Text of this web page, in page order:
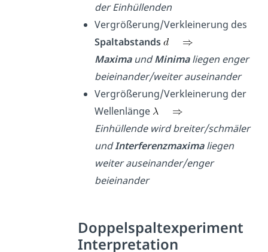
der Einhüllenden
Vergrößerung/Verkleinerung des
Spaltabstands
MaximaundMinimaliegen enger
beieinander/weiter auseinander
Vergrößerung/Verkleinerung der
Wellenlänge
Einhüllende wird breiter/schmäler
undInterferenzmaximaliegen
weiter auseinander/enger
beieinander
Doppelspaltexperiment
Interpretation